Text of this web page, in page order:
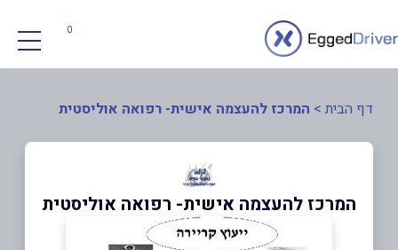
0
דף הבית > המרכז להעצמה אישית- רפואה אוליסטית
המרכז להעצמה אישית- רפואה אוליסטית